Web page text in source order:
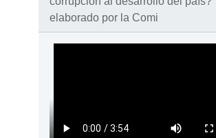
elaborado por la Comi